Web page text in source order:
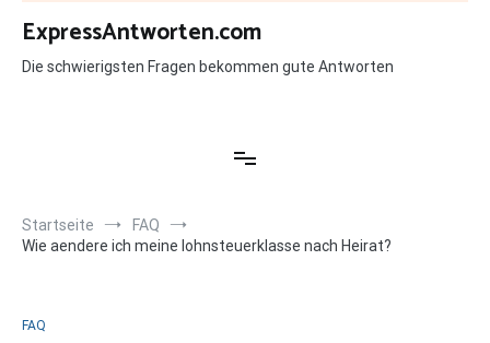
Zum
Inhalt
springen
ExpressAntworten.com
Die schwierigsten Fragen bekommen gute Antworten
Startseite
FAQ
Wie aendere ich meine lohnsteuerklasse nach Heirat?
FAQ